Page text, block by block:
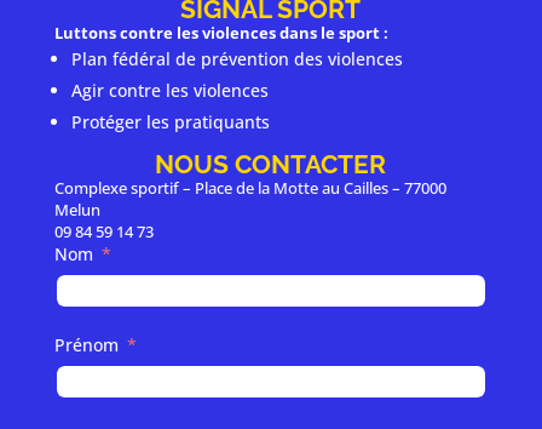
SIGNAL SPORT
Luttons contre les violences dans le sport :
Plan fédéral de prévention des violences
Agir contre les violences
Protéger les pratiquants
NOUS CONTACTER
Complexe sportif – Place de la Motte au Cailles – 77000
Melun
09 84 59 14 73
Nom
Prénom